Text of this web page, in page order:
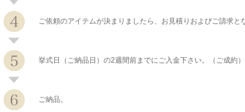
ご依頼のアイテムが決まりましたら、お見積りおよびご請求と
挙式日（ご納品日）の2週間前までにご入金下さい。（ご成約）
ご納品。